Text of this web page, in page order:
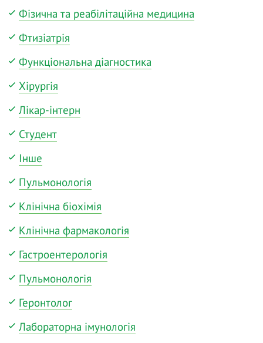
Фізична та реабілітаційна медицина
Фтизіатрія
Функціональна діагностика
Хірургія
Лікар-інтерн
Студент
Інше
Пульмонологія
Клінічна біохімія
Клінічна фармакологія
Гастроентерологія
Пульмонологія
Геронтолог
Лабораторна імунологія